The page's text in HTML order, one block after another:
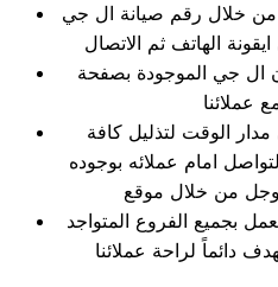
من خلال رقم صيانة ال جي
ال جي الموجودة بصفحة
الوقت لتذليل كافة
امام عملائه بوجوده
من خلال موقع
بجميع الفروع المتواجد